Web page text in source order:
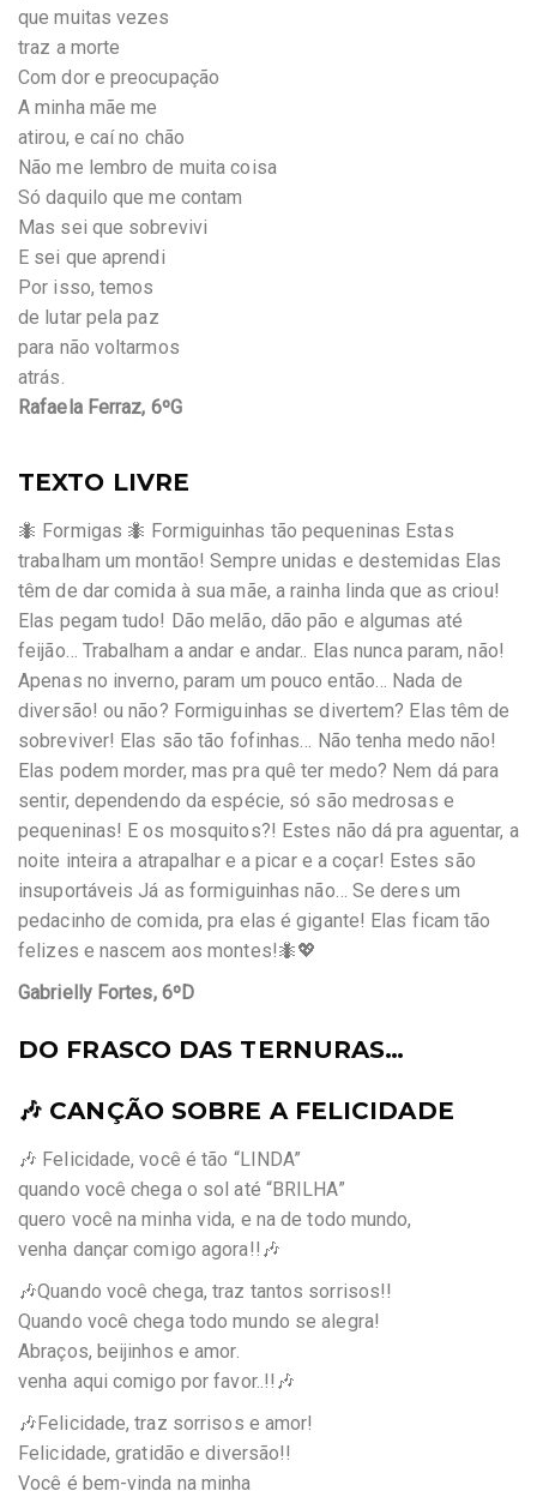
que muitas vezes
traz a morte
Com dor e preocupação
A minha mãe me
atirou, e caí no chão
Não me lembro de muita coisa
Só daquilo que me contam
Mas sei que sobrevivi
E sei que aprendi
Por isso, temos
de lutar pela paz
para não voltarmos
atrás.
Rafaela Ferraz, 6ºG
TEXTO LIVRE
🐜 Formigas 🐜 Formiguinhas tão pequeninas Estas
trabalham um montão! Sempre unidas e destemidas Elas
têm de dar comida à sua mãe, a rainha linda que as criou!
Elas pegam tudo! Dão melão, dão pão e algumas até
feijão… Trabalham a andar e andar.. Elas nunca param, não!
Apenas no inverno, param um pouco então… Nada de
diversão! ou não? Formiguinhas se divertem? Elas têm de
sobreviver! Elas são tão fofinhas… Não tenha medo não!
Elas podem morder, mas pra quê ter medo? Nem dá para
sentir, dependendo da espécie, só são medrosas e
pequeninas! E os mosquitos?! Estes não dá pra aguentar, a
noite inteira a atrapalhar e a picar e a coçar! Estes são
insuportáveis Já as formiguinhas não… Se deres um
pedacinho de comida, pra elas é gigante! Elas ficam tão
felizes e nascem aos montes!🐜💖
Gabrielly Fortes, 6ºD
DO FRASCO DAS TERNURAS…
🎶 CANÇÃO SOBRE A FELICIDADE
🎶 Felicidade, você é tão “LINDA”
quando você chega o sol até “BRILHA”
quero você na minha vida, e na de todo mundo,
venha dançar comigo agora!!🎶
🎶Quando você chega, traz tantos sorrisos!!
Quando você chega todo mundo se alegra!
Abraços, beijinhos e amor.
venha aqui comigo por favor..!!🎶
🎶Felicidade, traz sorrisos e amor!
Felicidade, gratidão e diversão!!
Você é bem-vinda na minha